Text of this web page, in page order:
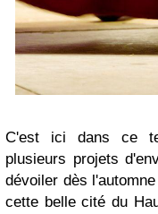
C'est ici dans ce
plusieurs projets
dévoiler dès
cette belle cité du